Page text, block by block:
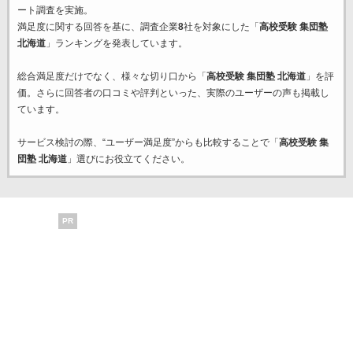
ート調査を実施。
満足度に関する回答を基に、調査企業8社を対象にした「 高校受験 集団塾
北海道」ランキングを発表しています。
総合満足度だけでなく、様々な切り口から「 高校受験 集団塾 北海道」を評
価。さらに回答者の口コミや評判といった、実際のユーザーの声も掲載し
ています。
サービス検討の際、“ユーザー満足度”からも比較することで「 高校受験 集
団塾 北海道」選びにお役立てください。
PR